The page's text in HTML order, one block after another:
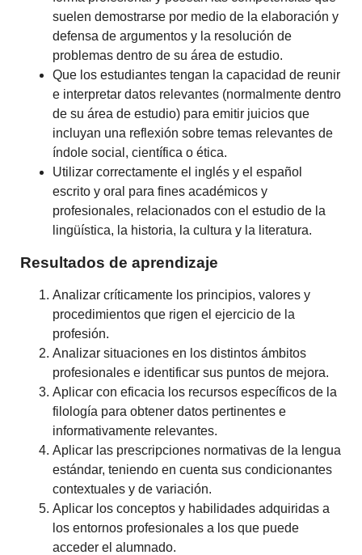
suelen demostrarse por medio de la elaboración y
defensa de argumentos y la resolución de
problemas dentro de su área de estudio.
Que los estudiantes tengan la capacidad de reunir
e interpretar datos relevantes (normalmente dentro
de su área de estudio) para emitir juicios que
incluyan una reflexión sobre temas relevantes de
índole social, científica o ética.
Utilizar correctamente el inglés y el español
escrito y oral para fines académicos y
profesionales, relacionados con el estudio de la
lingüística, la historia, la cultura y la literatura.
Resultados de aprendizaje
Analizar críticamente los principios, valores y
procedimientos que rigen el ejercicio de la
profesión.
Analizar situaciones en los distintos ámbitos
profesionales e identificar sus puntos de mejora.
Aplicar con eficacia los recursos específicos de la
filología para obtener datos pertinentes e
informativamente relevantes.
Aplicar las prescripciones normativas de la lengua
estándar, teniendo en cuenta sus condicionantes
contextuales y de variación.
Aplicar los conceptos y habilidades adquiridas a
los entornos profesionales a los que puede
acceder el alumnado.